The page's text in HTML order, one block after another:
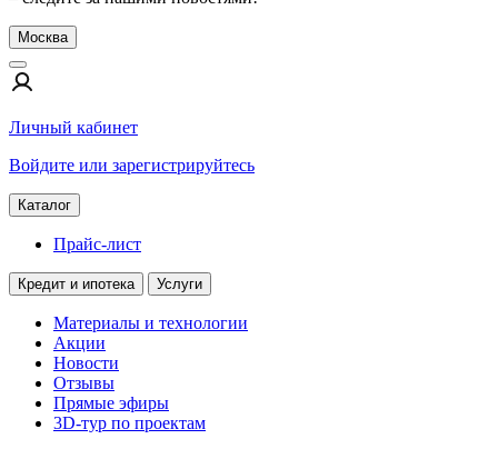
Москва
Личный кабинет
Войдите или зарегистрируйтесь
Каталог
Прайс-лист
Кредит и ипотека Услуги
Материалы и технологии
Акции
Новости
Отзывы
Прямые эфиры
3D-тур по проектам